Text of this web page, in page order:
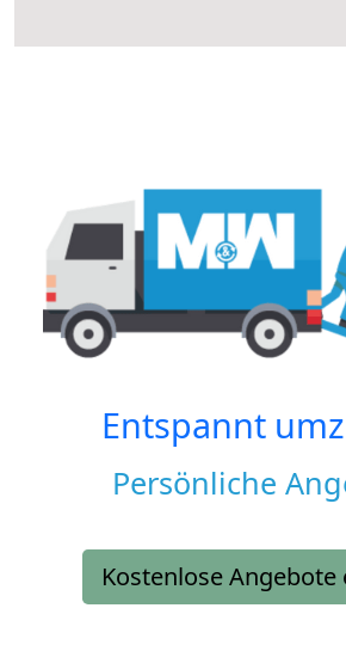
Entspannt
Persönliche
Kostenlose Angebote